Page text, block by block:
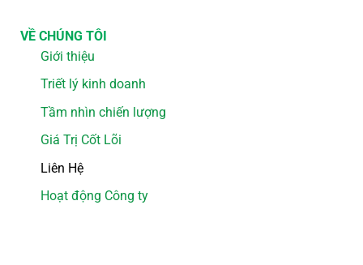
VỀ CHÚNG TÔI
Giới thiệu
Triết lý kinh doanh
Tầm nhìn chiến lượng
Giá Trị Cốt Lõi
Liên Hệ
Hoạt động Công ty